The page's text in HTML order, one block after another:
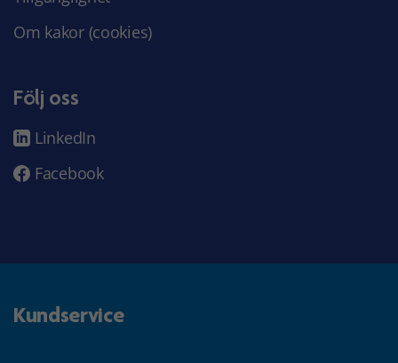
Om kakor (cookies)
Följ oss
LinkedIn
Facebook
Kundservice